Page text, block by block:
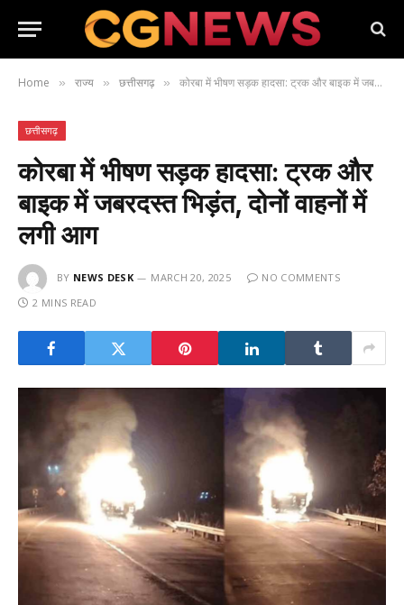
Home » राज्य » छत्तीसगढ़ » कोरबा में भीषण सड़क हादसा: ट्रक और बाइक में जबरदस्त भिड़ंत, दोनों वाहनों में लगी आग
छत्तीसगढ़
कोरबा में भीषण सड़क हादसा: ट्रक और
बाइक में जबरदस्त भिड़ंत, दोनों वाहनों में
लगी आग
BY NEWS DESK MARCH 20, 2025
NO COMMENTS
2 MINS READ